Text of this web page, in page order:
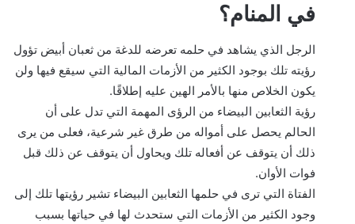
في المنام؟
الرجل الذي يشاهد في حلمه تعرضه للدغة من ثعبان أبيض تؤول
رؤيته تلك بوجود الكثير من الأزمات المالية التي سيقع فيها ولن
يكون الخلاص منها بالأمر الهين عليه إطلاقًا.
رؤية الثعابين البيضاء من الرؤى المهمة التي تدل على أن
الحالم يحصل على أمواله من طرق غير شرعية، فعلى من يرى
ذلك أن يتوقف عن أفعاله تلك ويحاول أن يتوقف عن ذلك قبل
فوات الأوان.
الفتاة التي ترى في حلمها الثعابين البيضاء تشير رؤيتها تلك إلى
وجود الكثير من الأزمات التي ستحدث لها في حياتها بسبب